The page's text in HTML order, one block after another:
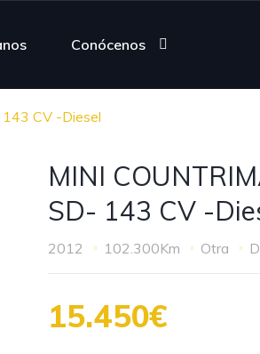
Conócenos
CV -Diesel
MINI
SD- 143 CV -
2012 102.300Km Otra
15.450€